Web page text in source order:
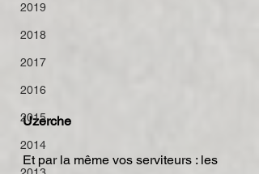
2019
2018
2017
2016
2015
2014
Uzerche
Et par la même vos serviteurs : les